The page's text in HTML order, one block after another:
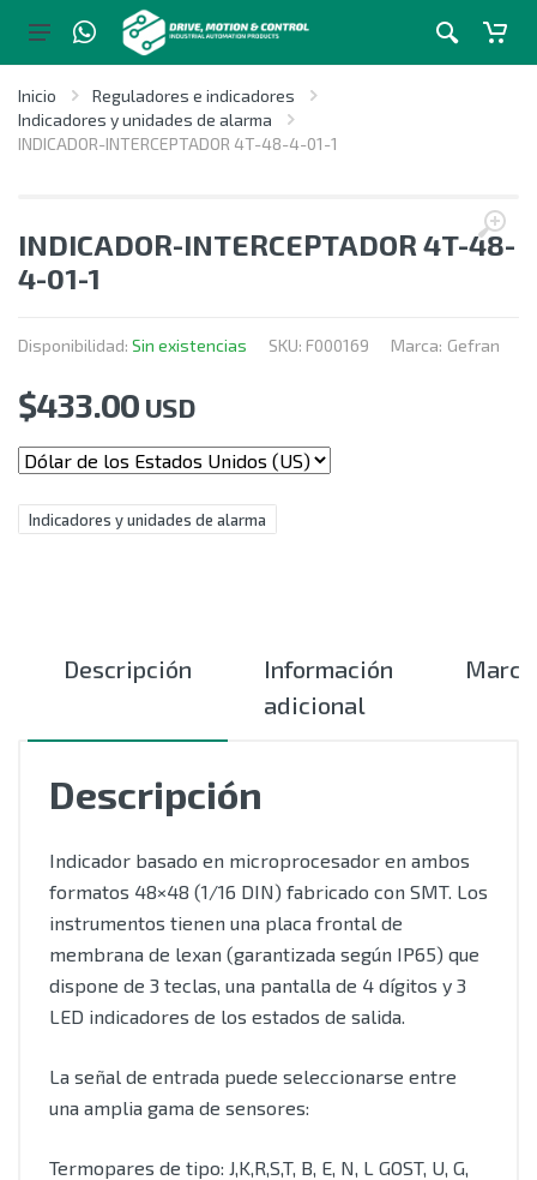
Inicio
Reguladores e indicadores
Indicadores y unidades de alarma
INDICADOR-INTERCEPTADOR 4T-48-4-01-1
INDICADOR-INTERCEPTADOR 4T-48-
4-01-1
Disponibilidad: Sin existencias SKU: F000169 Marca: Gefran
$433.00 USD
Indicadores y unidades de alarma
Descripción
Información
adicional
Marca
Descripción
Indicador basado en microprocesador en ambos
formatos 48×48 (1/16 DIN) fabricado con SMT. Los
instrumentos tienen una placa frontal de
membrana de lexan (garantizada según IP65) que
dispone de 3 teclas, una pantalla de 4 dígitos y 3
LED indicadores de los estados de salida.
La señal de entrada puede seleccionarse entre
una amplia gama de sensores:
Termopares de tipo: J,K,R,S,T, B, E, N, L GOST, U, G,